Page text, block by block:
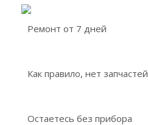
Ремонт от 7 дней
Как правило, нет запчастей
Остаетесь без прибора